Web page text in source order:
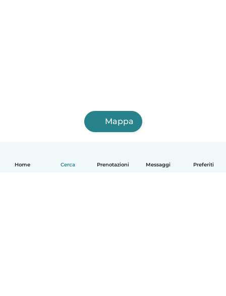
Home Cerca Prenotazioni Messaggi Preferiti
Mappa